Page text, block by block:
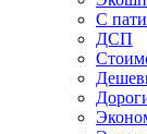
С
ДСП